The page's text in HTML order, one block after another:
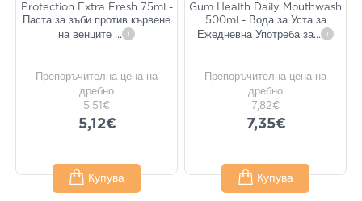
Protection Extra Fresh 75ml -
Паста за зъби против кървене
на венците ... i
Препоръчителна цена на
дребно
5,51€
5,12€
Купува
Gum Health Daily Mouthwash
500ml - Вода за Уста за
Ежедневна Употреба за... i
Препоръчителна цена на
дребно
7,82€
7,35€
Купува